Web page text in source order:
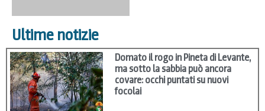
Ultime notizie
Domato il rogo in Pineta di Levante,
ma sotto la sabbia può ancora
covare: occhi puntati su nuovi
focolai